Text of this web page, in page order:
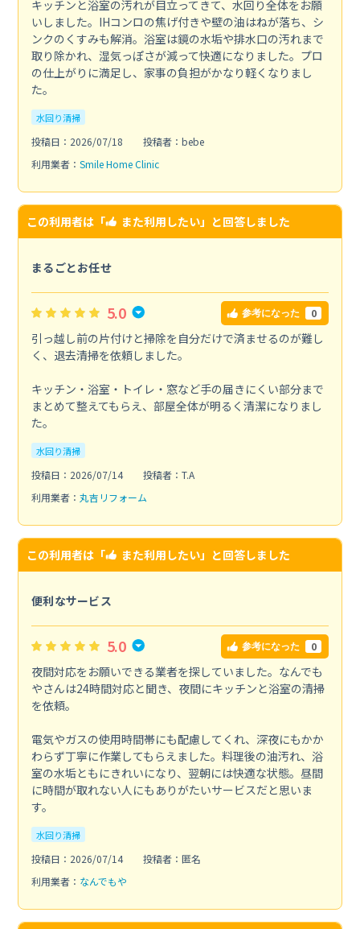
キッチンと浴室の汚れが目立ってきて、水回り全体をお願
いしました。IHコンロの焦げ付きや壁の油はねが落ち、シ
ンクのくすみも解消。浴室は鏡の水垢や排水口の汚れまで
取り除かれ、湿気っぽさが減って快適になりました。プロ
の仕上がりに満足し、家事の負担がかなり軽くなりまし
た。
水回り清掃
投稿日：2026/07/18
投稿者：bebe
利用業者： Smile Home Clinic
この利用者は「 また利用したい」と回答しました
まるごとお任せ
5.0 参考になった 0
引っ越し前の片付けと掃除を自分だけで済ませるのが難し
く、退去清掃を依頼しました。
キッチン・浴室・トイレ・窓など手の届きにくい部分まで
まとめて整えてもらえ、部屋全体が明るく清潔になりまし
た。
水回り清掃
投稿日：2026/07/14
投稿者：T.A
利用業者： 丸吉リフォーム
この利用者は「 また利用したい」と回答しました
便利なサービス
5.0 参考になった 0
夜間対応をお願いできる業者を探していました。なんでも
やさんは24時間対応と聞き、夜間にキッチンと浴室の清掃
を依頼。
電気やガスの使用時間帯にも配慮してくれ、深夜にもかか
わらず丁寧に作業してもらえました。料理後の油汚れ、浴
室の水垢ともにきれいになり、翌朝には快適な状態。昼間
に時間が取れない人にもありがたいサービスだと思いま
す。
水回り清掃
投稿日：2026/07/14
投稿者：匿名
利用業者： なんでもや